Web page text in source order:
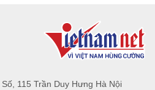
115 Trần Duy Hưng Hà Nội